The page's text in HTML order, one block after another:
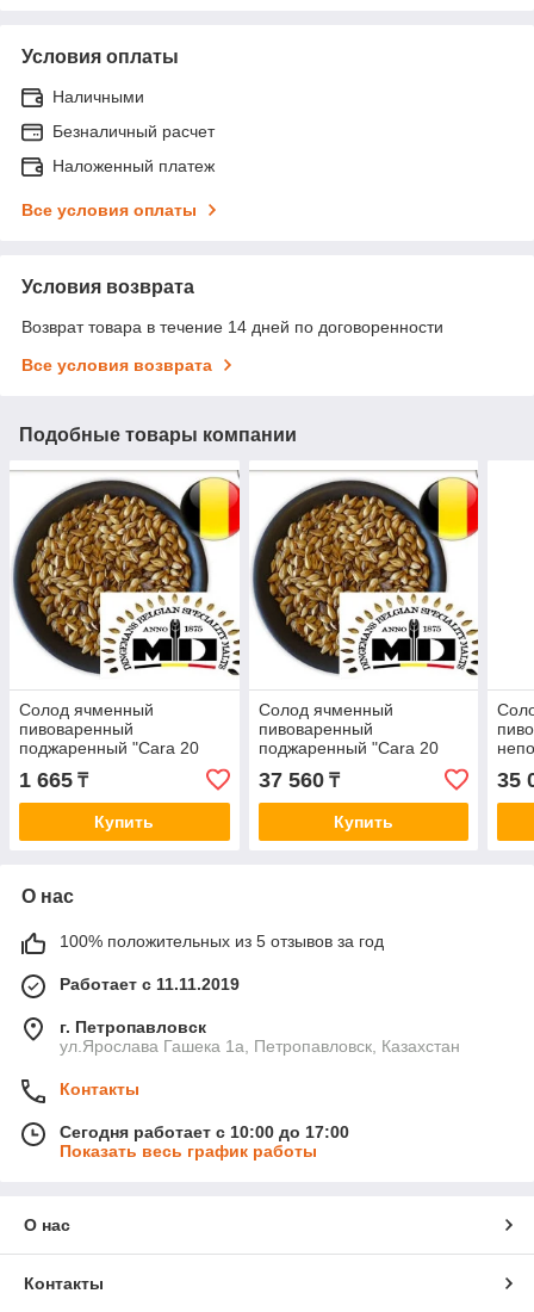
Условия оплаты
Наличными
Безналичный расчет
Наложенный платеж
Все условия оплаты
Условия возврата
Возврат товара в течение 14 дней по договоренности
Все условия возврата
Подобные товары компании
Солод ячменный
пивоваренный
поджаренный "Cara 20
MD"(DINGEMANS,
Бельгия)
1 665 ₸
Купить
Солод ячменный
пивоваренный
поджаренный "Cara 20
MD"(DINGEMANS,
Бельгия) 25 кг
37 560₸
Купить
35
О нас
100% положительных из 5 отзывов за год
Работает с 11.11.2019
г. Петропавловск
ул.Ярослава Гашека 1а, Петропавловск, Казахстан
Контакты
Сегодня работает с 10:00 до 17:00
Показать весь график работы
О нас
Контакты